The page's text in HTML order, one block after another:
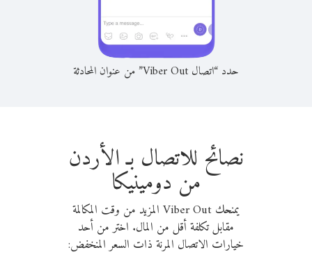
حدد “اتصال Viber Out” من عنوان المحادثة
نصائح للاتصال بـ الأردن
من دومينيكا
يمنحك Viber Out المزيد من وقت المكالمة
مقابل تكلفة أقل من المال. اختر من أحد
خيارات الاتصال المرنة ذات السعر المنخفض: